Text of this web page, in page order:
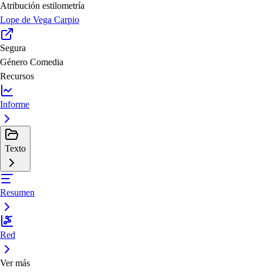
Atribución estilometría
Lope de Vega Carpio
Segura
Género Comedia
Recursos
Informe
Texto
Resumen
Red
Ver más